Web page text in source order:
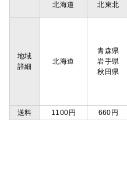
北海道 北東北
地域
詳細
北海道
青森県
岩手県
秋田県
送料
1100円 660円